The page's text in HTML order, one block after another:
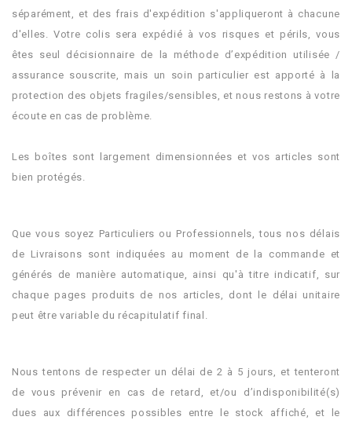
séparément, et des frais d'expédition s'appliqueront à chacune
d'elles. Votre colis sera expédié à vos risques et périls, vous
êtes seul décisionnaire de la méthode d’expédition utilisée /
assurance souscrite, mais un soin particulier est apporté à la
protection des objets fragiles/sensibles, et nous restons à votre
écoute en cas de problème.
Les boîtes sont largement dimensionnées et vos articles sont
bien protégés.
Que vous soyez Particuliers ou Professionnels, tous nos délais
de Livraisons sont indiquées au moment de la commande et
générés de manière automatique, ainsi qu'à titre indicatif, sur
chaque pages produits de nos articles, dont le délai unitaire
peut être variable du récapitulatif final.
Nous tentons de respecter un délai de 2 à 5 jours, et tenteront
de vous prévenir en cas de retard, et/ou d’indisponibilité(s)
dues aux différences possibles entre le stock affiché, et le